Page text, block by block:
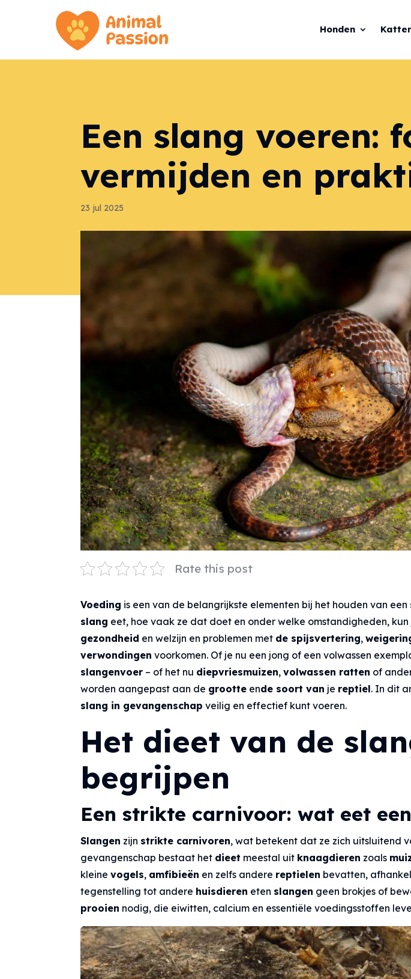
Honden
Een slang voeren:
vermijden en
23 jul 2025
Rate this post
Voeding is een van de belangrijkste elementen bij het houden van een
slang eet, hoe vaak ze dat doet en onder welke omstandigheden,
gezondheid en welzijn en problemen met de spijsvertering,
verwondingen voorkomen. Of je nu een jong of een volwassen
slangenvoer – of het nu diepvriesmuizen,volwassen ratten of
worden aangepast aan de grootte ende soort van je reptiel. In dit
slang in gevangenschap veilig en effectief kunt voeren.
Het dieet van de
begrijpen
Een strikte carnivoor: wat eet
Slangen zijn strikte carnivoren, wat betekent dat ze zich uitsluitend
gevangenschap bestaat het dieet meestal uit knaagdieren zoals
kleinevogels, amfibieën en zelfs andere reptielen bevatten,
tegenstelling tot andere huisdieren eten slangen geen brokjes of
prooien nodig, die eiwitten, calcium en essentiële voedingsstoffen